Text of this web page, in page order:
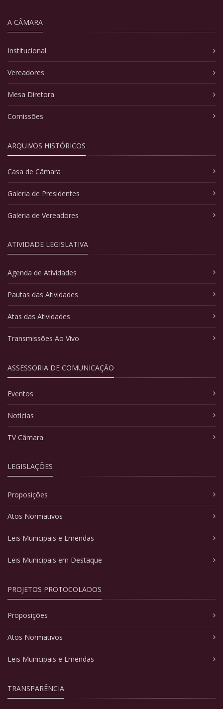
A CÂMARA
Institucional
Vereadores
Mesa Diretora
Comissões
ARQUIVOS HISTÓRICOS
Casa de Câmara
Galeria de Presidentes
Galeria de Vereadores
ATIVIDADE LEGISLATIVA
Agenda de Atividades
Pautas das Atividades
Atas das Atividades
Transmissões Ao Vivo
ASSESSORIA DE COMUNICAÇÃO
Eventos
Notícias
TV Câmara
LEGISLAÇÕES
Proposições
Atos Normativos
Leis Municipais e Emendas
Leis Municipais em Destaque
PROJETOS PROTOCOLADOS
Proposições
Atos Normativos
Leis Municipais e Emendas
TRANSPARÊNCIA